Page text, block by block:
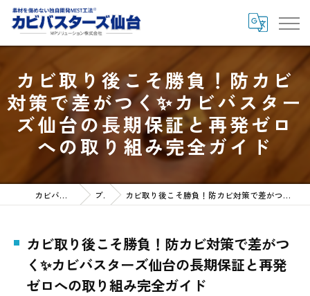
カビ取り後こそ勝負！防カビ
対策で差がつく✨カビバスター
ズ仙台の長期保証と再発ゼロ
への取り組み完全ガイド
カビバスターズ仙台HOME ブログ カビ取り後こそ勝負！防カビ対策で差がつく✨カビバスターズ仙台の長期保証と再発ゼロへの取り組み完全ガイド
カビ取り後こそ勝負！防カビ対策で差がつ
く✨カビバスターズ仙台の長期保証と再発
ゼロへの取り組み完全ガイド